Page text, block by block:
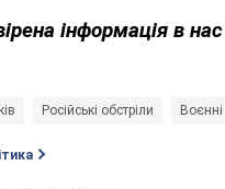
інформація в
Російські обстріли